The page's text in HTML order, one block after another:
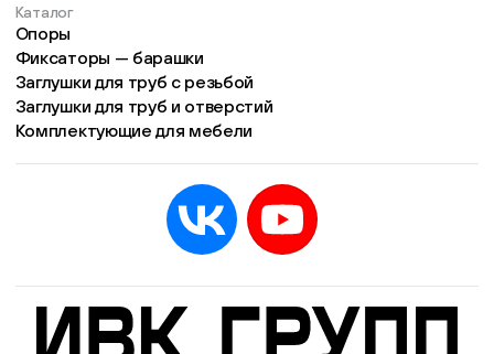
Каталог
Опоры
Фиксаторы — барашки
Заглушки для труб с резьбой
Заглушки для труб и отверстий
Комплектующие для мебели